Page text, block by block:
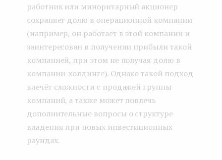
работник или миноритарный акционер
сохраняет долю в операционной компании
(например, он работает в этой компании и
заинтересован в получении прибыли такой
компанией, при этом не получая долю в
компании-холдинге). Однако такой подход
влечёт сложности с продажей группы
компаний, а также может повлечь
дополнительные вопросы о структуре
владения при новых инвестиционных
раундах.